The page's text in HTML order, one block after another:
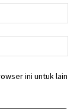
ini untuk lain